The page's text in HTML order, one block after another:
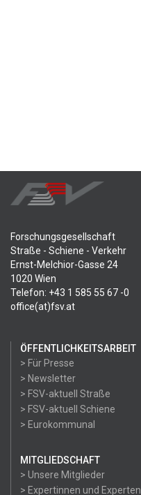
Forschungsgesellschaft
Straße - Schiene - Verkehr
Ernst-Melchior-Gasse 24
1020 Wien
Telefon: +43 1 585 55 67 -0
office(at)fsv.at
ÖFFENTLICHKEITSARBEIT
> Für Presse
> Newsletter
> FSV-aktuell Straße
> FSV-aktuell Schiene
> Eurokommunal
MITGLIEDSCHAFT
> Unsere Mitglieder
> Expertinnen und Experten